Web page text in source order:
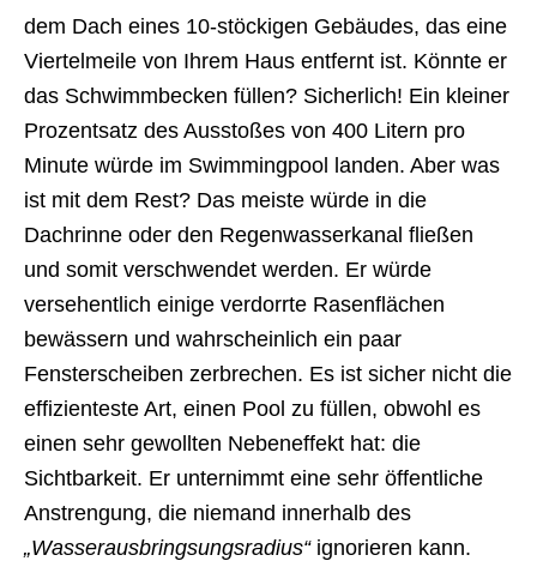
dem Dach eines 10-stöckigen Gebäudes, das eine
Viertelmeile von Ihrem Haus entfernt ist. Könnte er
das Schwimmbecken füllen? Sicherlich! Ein kleiner
Prozentsatz des Ausstoßes von 400 Litern pro
Minute würde im Swimmingpool landen. Aber was
ist mit dem Rest? Das meiste würde in die
Dachrinne oder den Regenwasserkanal fließen
und somit verschwendet werden. Er würde
versehentlich einige verdorrte Rasenflächen
bewässern und wahrscheinlich ein paar
Fensterscheiben zerbrechen. Es ist sicher nicht die
effizienteste Art, einen Pool zu füllen, obwohl es
einen sehr gewollten Nebeneffekt hat: die
Sichtbarkeit. Er unternimmt eine sehr öffentliche
Anstrengung, die niemand innerhalb des
„Wasserausbringsungsradius“ignorieren kann.